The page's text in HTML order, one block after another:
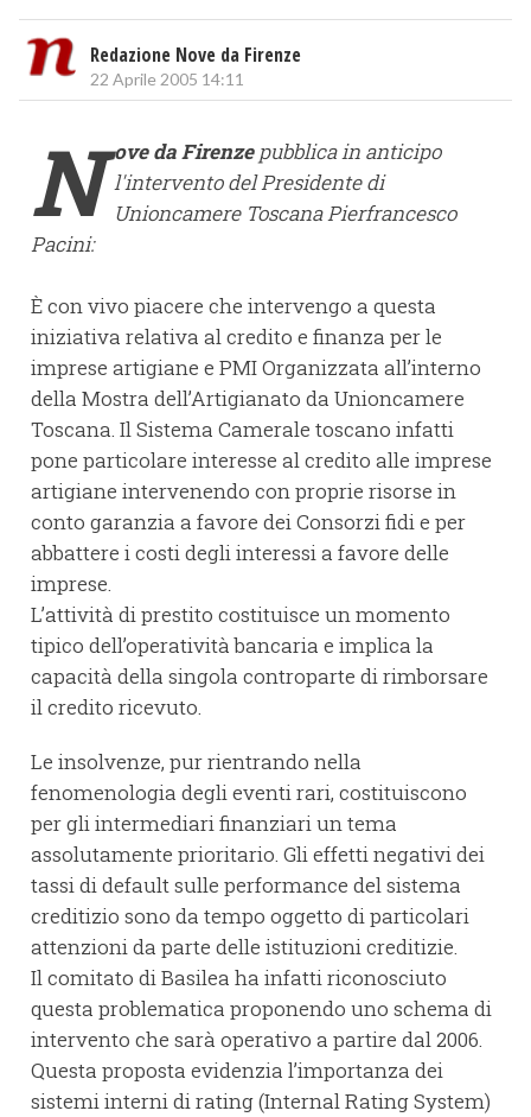
Redazione Nove da Firenze
22 Aprile 2005 14:11
N ove da Firenzepubblica in anticipo
l'intervento del Presidente di
Unioncamere Toscana Pierfrancesco
Pacini:
È con vivo piacere che intervengo a questa
iniziativa relativa al credito e finanza per le
imprese artigiane e PMI Organizzata all’interno
della Mostra dell’Artigianato da Unioncamere
Toscana. Il Sistema Camerale toscano infatti
pone particolare interesse al credito alle imprese
artigiane intervenendo con proprie risorse in
conto garanzia a favore dei Consorzi fidi e per
abbattere i costi degli interessi a favore delle
imprese.
L’attività di prestito costituisce un momento
tipico dell’operatività bancaria e implica la
capacità della singola controparte di rimborsare
il credito ricevuto.
Le insolvenze, pur rientrando nella
fenomenologia degli eventi rari, costituiscono
per gli intermediari finanziari un tema
assolutamente prioritario. Gli effetti negativi dei
tassi di default sulle performance del sistema
creditizio sono da tempo oggetto di particolari
attenzioni da parte delle istituzioni creditizie.
Il comitato di Basilea ha infatti riconosciuto
questa problematica proponendo uno schema di
intervento che sarà operativo a partire dal 2006.
Questa proposta evidenzia l’importanza dei
sistemi interni di rating (Internal Rating System)